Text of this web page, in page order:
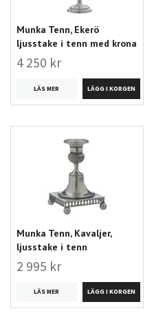
Munka Tenn, Ekerö
ljusstake i tenn med krona
4 250 kr
LÄS MER
Munka Tenn, Kavaljer,
ljusstake i tenn
2 995 kr
LÄS MER